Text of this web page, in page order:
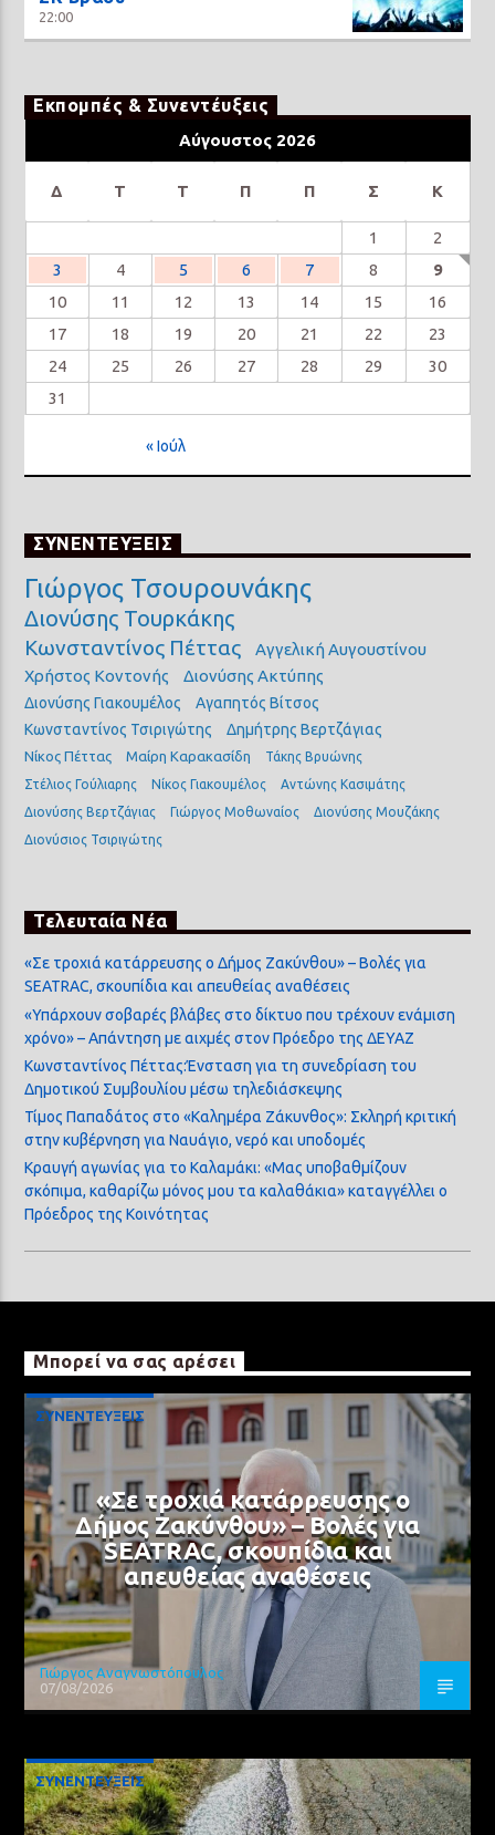
22:00
Εκπομπές & Συνεντέυξεις
Αύγουστος 2026
Δ Τ Τ Π Π Σ Κ
1
2
3
4 5 6 7 8
9
10
11 12 13 14 15
16
17
18 19 20 21 22
23
24
25 26 27 28 29
30
31
« Ιούλ
ΣΥΝΕΝΤΕΥΞΕΙΣ
Γιώργος Τσουρουνάκης
Διονύσης Τουρκάκης
Κωνσταντίνος Πέττας
Αγγελική Αυγουστίνου
Χρήστος Κοντονής
Διονύσης Ακτύπης
Διονύσης Γιακουμέλος
Αγαπητός Βίτσος
Κωνσταντίνος Τσιριγώτης
Δημήτρης Βερτζάγιας
Νίκος Πέττας Μαίρη Καρακασίδη
Τάκης Βρυώνης
Στέλιος Γούλιαρης
Νίκος Γιακουμέλος
Αντώνης Κασιμάτης
Διονύσης Βερτζάγιας
Γιώργος Μοθωναίος
Διονύσης Μουζάκης
Διονύσιος Τσιριγώτης
Τελευταία Νέα
«Σε τροχιά κατάρρευσης ο Δήμος Ζακύνθου» – Βολές για
SEATRAC, σκουπίδια και απευθείας αναθέσεις
«Υπάρχουν σοβαρές βλάβες στο δίκτυο που τρέχουν ενάμιση
χρόνο» – Απάντηση με αιχμές στον Πρόεδρο της ΔΕΥΑΖ
Κωνσταντίνος Πέττας:Ένσταση για τη συνεδρίαση του
Δημοτικού Συμβουλίου μέσω τηλεδιάσκεψης
Τίμος Παπαδάτος στο «Καλημέρα Ζάκυνθος»: Σκληρή κριτική
στην κυβέρνηση για Ναυάγιο, νερό και υποδομές
Κραυγή αγωνίας για το Καλαμάκι: «Μας υποβαθμίζουν
σκόπιμα, καθαρίζω μόνος μου τα καλαθάκια» καταγγέλλει ο
Πρόεδρος της Κοινότητας
Μπορεί να σας αρέσει
ΣΥΝΕΝΤΕΥΞΕΙΣ
«Σε τροχιά κατάρρευσης ο
Δήμος Ζακύνθου» – Βολές για
SEATRAC, σκουπίδια και
απευθείας αναθέσεις
Γιώργος Αναγνωστόπουλος
07/08/2026
ΣΥΝΕΝΤΕΥΞΕΙΣ